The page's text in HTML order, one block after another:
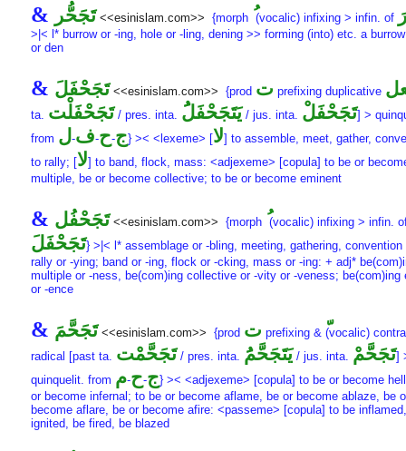
& تَجَحُّر <<esinislam.com>> {morph (vocalic) infixing > infin. of
>|< l* burrow or -ing, hole or -ling, dening >> forming (into) etc. a
or den
& تَجَحْفَلَ <<esinislam.com>> {prod ت prefixing duplicative
ta. تَجَحْفَلْت/ pres. inta. يَتَجَحْفَلَُ / jus. inta. تَجَحْفَلْ] >
from
ج-ح-ف-ل } >< <lexeme> [لا] to assemble, meet, gather,
to rally; [لا] to band, flock, mass: <adjexeme> [copula] to be or
multiple, be or become collective; to be or become eminent
& تَجَحْفُل <<esinislam.com>> {morph (vocalic) infixing > infin.
تَجَحْفَلَ} >|< l* assemblage or -bling, meeting, gathering, convention
rally or -ying; band or -ing, flock or -cking, mass or -ing: + adj*
multiple or -ness, be(com)ing collective or -vity or -veness; be(com)ing
or -ence
& تَجَحَّمَ <<esinislam.com>> {prod ت prefixing & (vocalic)
radical [past ta. تَجَحَّمْت/ pres. inta. يَتَجَحَّمَُ / jus. inta. تَجَحَّمْ]
quinquelit. from
ج-ح-م
} >< <adjexeme> [copula] to be or become
or become infernal; to be or become aflame, be or become ablaze, be
become aflare, be or become afire: <passeme> [copula] to be
ignited, be fired, be blazed